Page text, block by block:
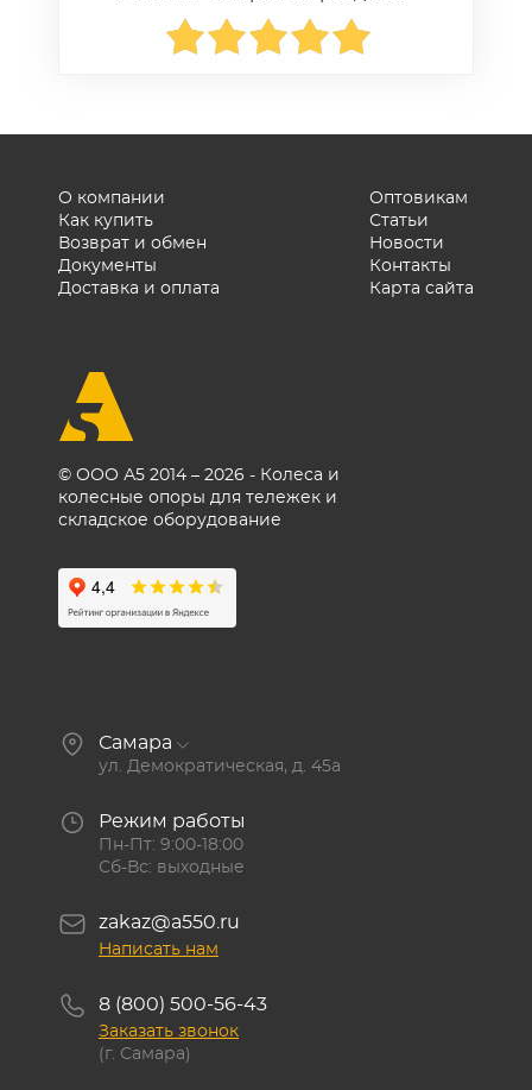
© ООО А5 2014 – 2026 - Колеса и
колесные опоры для тележек и
складское оборудование
О компании
Как купить
Возврат и обмен
Документы
Доставка и оплата
Оптовикам
Статьи
Новости
Контакты
Карта сайта
Самара
ул. Демократическая, д. 45а
Режим работы
Пн-Пт: 9:00-18:00
Сб-Вс: выходные
zakaz@a550.ru
Написать нам
8 (800) 500-56-43
Заказать звонок
(г. Самара)